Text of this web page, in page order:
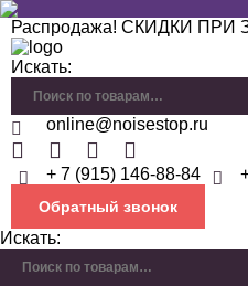
Распродажа! СКИДКИ ПРИ
Искать:
online@noisestop.ru
+ 7 (915) 146-88-84
Обратный звонок
Искать: